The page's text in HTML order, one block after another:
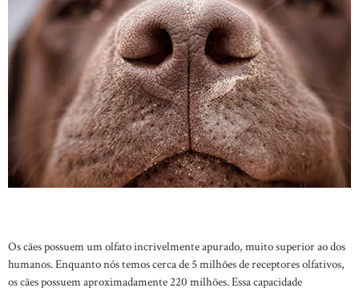
Os cães possuem um olfato incrivelmente apurado, muito superior ao dos
humanos. Enquanto nós temos cerca de 5 milhões de receptores olfativos,
os cães possuem aproximadamente 220 milhões. Essa capacidade